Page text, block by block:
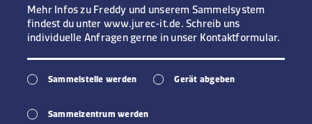
Mehr Infos zu Freddy und unserem Sammelsystem
findest du unter www.jurec-it.de. Schreib uns
individuelle Anfragen gerne in unser Kontaktformular.
Sammelstelle werden Gerät abgeben
Sammelzentrum werden